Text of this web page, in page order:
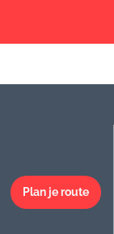
Plan je route